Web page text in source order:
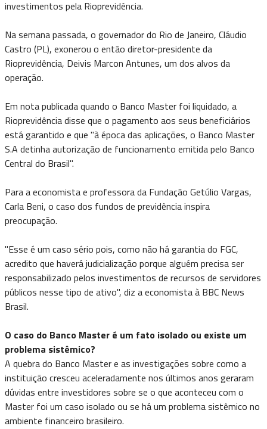
investimentos pela Rioprevidência.
Na semana passada, o governador do Rio de Janeiro, Cláudio
Castro (PL), exonerou o então diretor-presidente da
Rioprevidência, Deivis Marcon Antunes, um dos alvos da
operação.
Em nota publicada quando o Banco Master foi liquidado, a
Rioprevidência disse que o pagamento aos seus beneficiários
está garantido e que "à época das aplicações, o Banco Master
S.A detinha autorização de funcionamento emitida pelo Banco
Central do Brasil".
Para a economista e professora da Fundação Getúlio Vargas,
Carla Beni, o caso dos fundos de previdência inspira
preocupação.
"Esse é um caso sério pois, como não há garantia do FGC,
acredito que haverá judicialização porque alguém precisa ser
responsabilizado pelos investimentos de recursos de servidores
públicos nesse tipo de ativo", diz a economista à BBC News
Brasil.
O caso do Banco Master é um fato isolado ou existe um
problema sistêmico?
A quebra do Banco Master e as investigações sobre como a
instituição cresceu aceleradamente nos últimos anos geraram
dúvidas entre investidores sobre se o que aconteceu com o
Master foi um caso isolado ou se há um problema sistêmico no
ambiente financeiro brasileiro.